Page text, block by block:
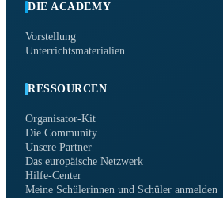
DIE ACADEMY
Vorstellung
Unterrichtsmaterialien
RESSOURCEN
Organisator-Kit
Die Community
Unsere Partner
Das europäische Netzwerk
Hilfe-Center
Meine Schülerinnen und Schüler anmelden